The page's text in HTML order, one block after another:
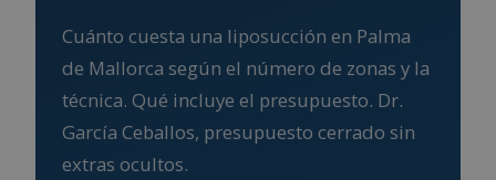
Cuánto cuesta una liposucción en Palma
de Mallorca según el número de zonas y la
técnica. Qué incluye el presupuesto. Dr.
García Ceballos, presupuesto cerrado sin
extras ocultos.